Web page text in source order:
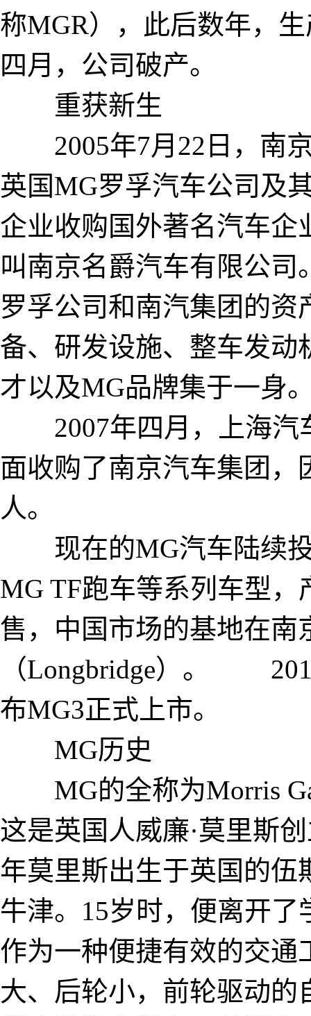
称MGR），此后数年，
四月，公司破产。
重获新生
2005年7月22日，南京
英国MG罗孚汽车公司及
企业收购国外著名汽车企
叫南京名爵汽车有限公
罗孚公司和南汽集团的
备、研发设施、整车发动
才以及MG品牌集于
2007年四月，上海汽
面收购了南京汽车集团
人。
现在的MG汽车陆续投
MG TF跑车等系列车型
售，中国市场的基地在南
（Longbridge）。
布MG3正式上市。
MG历史
MG的全称为Morris
这是英国人威廉·莫里斯
年莫里斯出生于英国的伍
牛津。15岁时，便离开
作为一种便捷有效的交通
大、后轮小，前轮驱动